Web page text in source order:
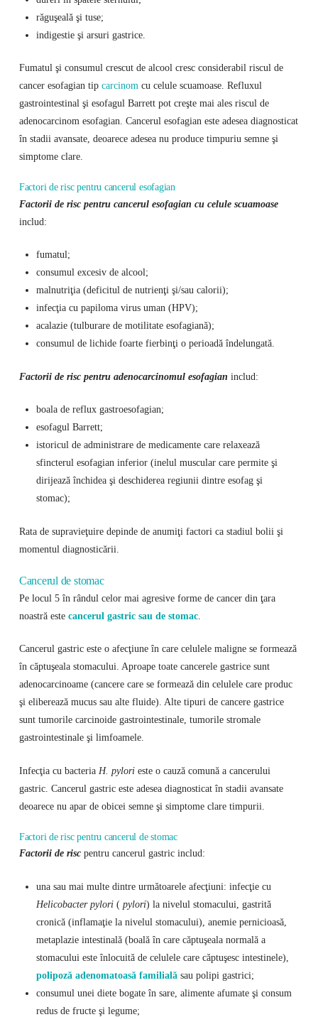
răguşeală şi tuse;
indigestie şi arsuri gastrice.
Fumatul şi consumul crescut de alcool cresc considerabil riscul de
cancer esofagian tip carcinom cu celule scuamoase. Refluxul
gastrointestinal şi esofagul Barrett pot creşte mai ales riscul de
adenocarcinom esofagian. Cancerul esofagian este adesea diagnosticat
în stadii avansate, deoarece adesea nu produce timpuriu semne şi
simptome clare.
Factori de risc pentru cancerul esofagian
Factorii de risc pentru cancerul esofagian cu celule scuamoase
includ:
fumatul;
consumul excesiv de alcool;
malnutriţia (deficitul de nutrienţi şi/sau calorii);
infecţia cu papiloma virus uman (HPV);
acalazie (tulburare de motilitate esofagiană);
consumul de lichide foarte fierbinţi o perioadă îndelungată.
Factorii de risc pentru adenocarcinomul esofagian includ:
boala de reflux gastroesofagian;
esofagul Barrett;
istoricul de administrare de medicamente care relaxează
sfincterul esofagian inferior (inelul muscular care permite şi
dirijează închidea şi deschiderea regiunii dintre esofag şi
stomac);
Rata de supravieţuire depinde de anumiţi factori ca stadiul bolii şi
momentul diagnosticării.
Cancerul de stomac
Pe locul 5 în rândul celor mai agresive forme de cancer din ţara
noastră este cancerul gastric sau de stomac.
Cancerul gastric este o afecţiune în care celulele maligne se formează
în căptuşeala stomacului. Aproape toate cancerele gastrice sunt
adenocarcinoame (cancere care se formează din celulele care produc
şi eliberează mucus sau alte fluide). Alte tipuri de cancere gastrice
sunt tumorile carcinoide gastrointestinale, tumorile stromale
gastrointestinale şi limfoamele.
Infecţia cu bacteria H. pylorieste o cauză comună a cancerului
gastric. Cancerul gastric este adesea diagnosticat în stadii avansate
deoarece nu apar de obicei semne şi simptome clare timpurii.
Factori de risc pentru cancerul de stomac
Factorii de riscpentru cancerul gastric includ:
una sau mai multe dintre următoarele afecţiuni: infecţie cu
Helicobacter pylori(pylori) la nivelul stomacului, gastrită
cronică (inflamaţie la nivelul stomacului), anemie pernicioasă,
metaplazie intestinală (boală în care căptuşeala normală a
stomacului este înlocuită de celulele care căptuşesc intestinele),
polipoză adenomatoasă familialăsau polipi gastrici;
consumul unei diete bogate în sare, alimente afumate şi consum
redus de fructe şi legume;